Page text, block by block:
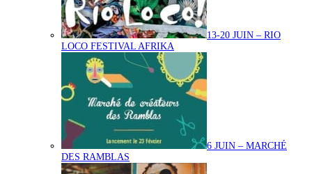
13-20 JUIN – RIO
LOCO FESTIVAL AFRIKA
6 JUIN – MARCHÉ
DES RAMBLAS